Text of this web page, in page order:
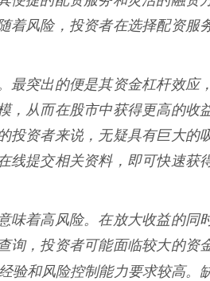
着风险，投资者在选择配资服
最突出的便是其资金杠杆效应
，从而在股市中获得更高的收
资者来说，无疑具有巨大的
线提交相关资料，即可快速获
味着高风险。在放大收益的同
，投资者可能面临较大的资
验和风险控制能力要求较高。